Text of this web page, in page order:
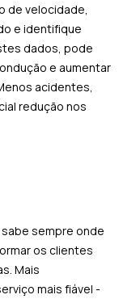
de velocidade,
e identifique
dados, pode
e aumentar
acidentes,
redução nos
sabe sempre onde
os clientes
Mais
mais fiável -